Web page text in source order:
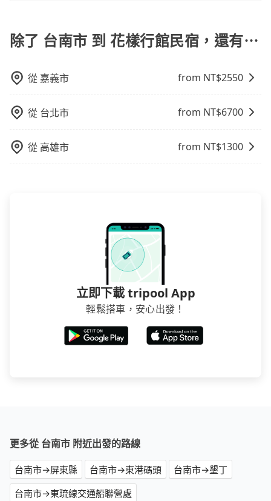
上下車地點仍有段距離，在遇到下雨天或者載行李時，
看板、床墊、折疊單車、家電等，在乘客人數不多的情
況下，可以將後座倒放來騰出置物空間。基本上只要不
乘客盡量塞、盡量放。在預定前，建議先丈量好尺寸，
除了 台南市 到 花樣行館民宿，還有⋯
從 嘉義市 from NT$2550
從 台北市 from NT$6700
從 高雄市 from NT$1300
立即下載 tripool App
輕鬆搭車，安心出發！
更多從 台南市 附近出發的路線
台南市→屏東縣 台南市→東港碼頭
台南市→墾丁
台南市→東琉線交通船聯營處